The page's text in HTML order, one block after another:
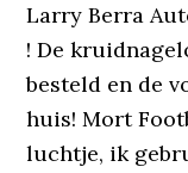
Larry Berra
! De
besteld en de
huis! Mort
luchtje, ik